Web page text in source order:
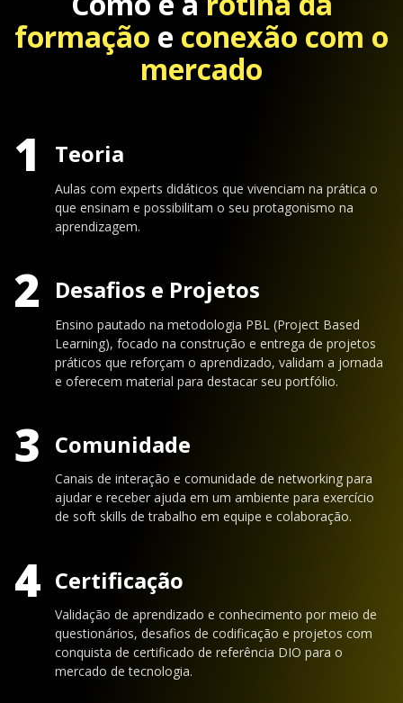
formação e conexão com o
mercado
1 Teoria
Aulas com experts didáticos que vivenciam na prática o
que ensinam e possibilitam o seu protagonismo na
aprendizagem.
2 Desafios e Projetos
Ensino pautado na metodologia PBL (Project Based
Learning), focado na construção e entrega de projetos
práticos que reforçam o aprendizado, validam a jornada
e oferecem material para destacar seu portfólio.
3 Comunidade
Canais de interação e comunidade de networking para
ajudar e receber ajuda em um ambiente para exercício
de soft skills de trabalho em equipe e colaboração.
4 Certificação
Validação de aprendizado e conhecimento por meio de
questionários, desafios de codificação e projetos com
conquista de certificado de referência DIO para o
mercado de tecnologia.